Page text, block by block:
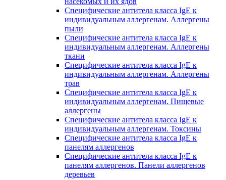
Специфические антитела класса IgE к
индивидуальным аллергенам. Аллергены
пыли
Специфические антитела класса IgE к
индивидуальным аллергенам. Аллергены
ткани
Специфические антитела класса IgE к
индивидуальным аллергенам. Аллергены
трав
Специфические антитела класса IgE к
индивидуальным аллергенам. Пищевые
аллергены
Специфические антитела класса IgE к
индивидуальным аллергенам. Токсины
Специфические антитела класса IgE к
панелям аллергенов
Специфические антитела класса IgE к
панелям аллергенов. Панели аллергенов
деревьев